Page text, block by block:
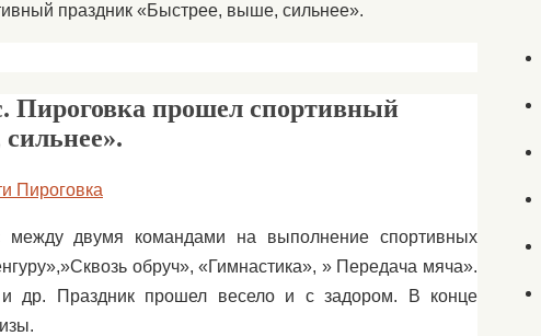
праздник «Быстрее, выше, сильнее».
Пироговка прошел спортивный
Пироговка
между двумя командами на выполнение спортивных
обруч», «Гимнастика», » Передача мяча».
др. Праздник прошел весело и с задором. В конце